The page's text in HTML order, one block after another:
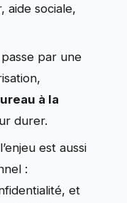
aide sociale,
passe par une
à la
durer.
est aussi
:
et